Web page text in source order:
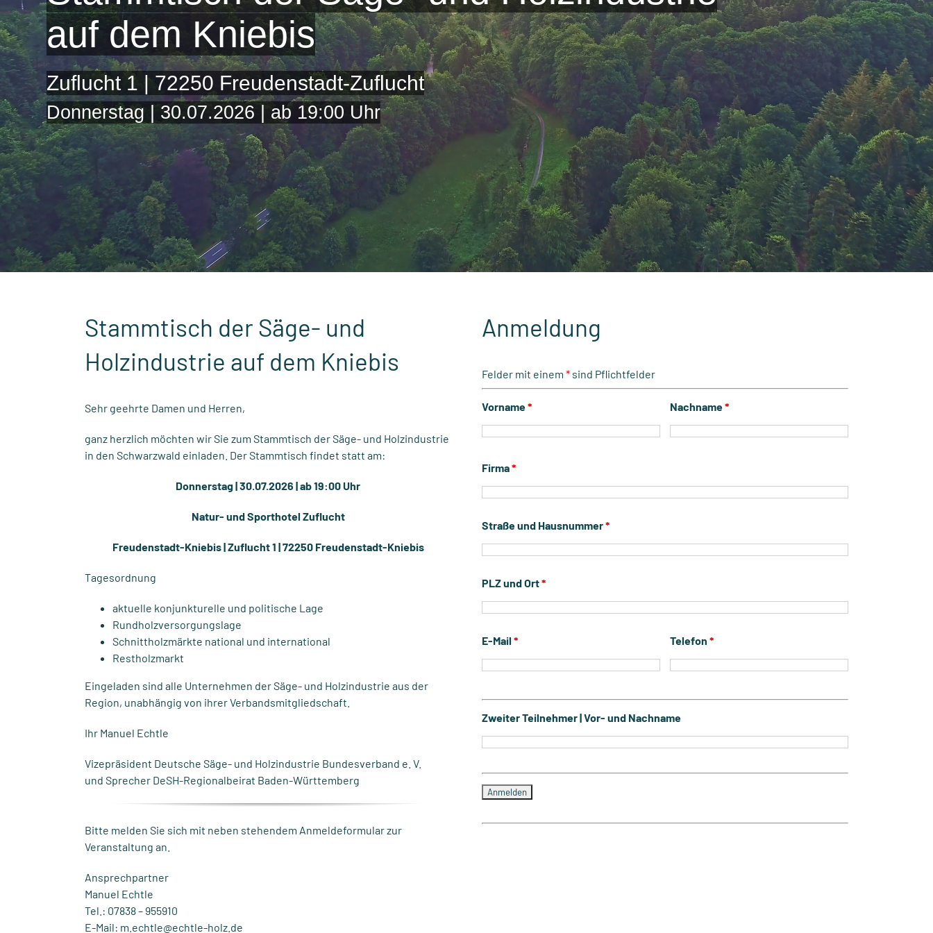
auf dem Kniebis
Zuflucht 1 | 72250 Freudenstadt-Zuflucht
Donnerstag | 30.07.2026 | ab 19:00 Uhr
Stammtisch der Säge- und
Holzindustrie auf dem Kniebis
Sehr geehrte Damen und Herren,
ganz herzlich möchten wir Sie zum Stammtisch der Säge- und Holzindustrie
in den Schwarzwald einladen. Der Stammtisch findet statt am:
Donnerstag | 30.07.2026 | ab 19:00 Uhr
Natur- und Sporthotel Zuflucht
Freudenstadt-Kniebis | Zuflucht 1 |72250 Freudenstadt-Kniebis
Tagesordnung
aktuelle konjunkturelle und politische Lage
Rundholzversorgungslage
Schnittholzmärkte national und international
Restholzmarkt
Eingeladen sind alle Unternehmen der Säge- und Holzindustrie aus der
Region, unabhängig von ihrer Verbandsmitgliedschaft.
Ihr Manuel Echtle
Vizepräsident Deutsche Säge- und Holzindustrie Bundesverband e. V.
und Sprecher DeSH-Regionalbeirat Baden-Württemberg
Bitte melden Sie sich mit neben stehendem Anmeldeformular zur
Veranstaltung an.
Ansprechpartner
Manuel Echtle
Tel.: 07838 – 955910
E-Mail: m.echtle@echtle-holz.de
Anmeldung
Felder mit einem * sind Pflichtfelder
Vorname* Nachname*
Firma*
Straße und Hausnummer*
PLZ und Ort*
E-Mail * Telefon *
Zweiter Teilnehmer | Vor- und Nachname